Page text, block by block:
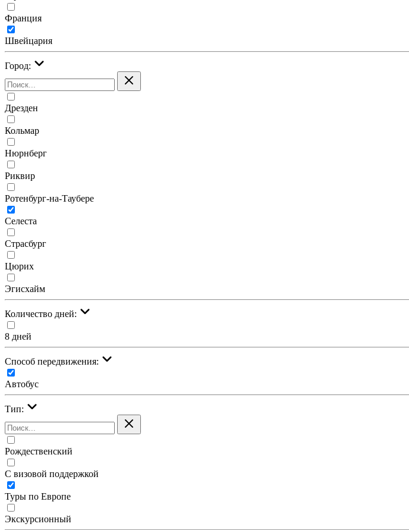
Франция
Швейцария
Город:
Дрезден
Кольмар
Нюрнберг
Риквир
Ротенбург-на-Таубере
Селеста
Страсбург
Цюрих
Эгисхайм
Количество дней:
8 дней
Cпособ передвижения:
Автобус
Тип:
Рождественский
С визовой поддержкой
Туры по Европе
Экскурсионный